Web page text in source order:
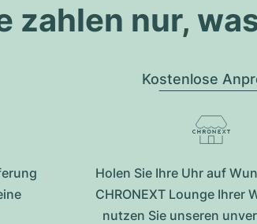
zahlen nur,
Kostenlose
Holen Sie Ihre Uhr auf
CHRONEXT Lounge Ihrer
nutzen Sie unseren